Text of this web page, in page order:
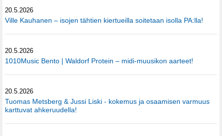
20.5.2026
Ville Kauhanen – isojen tähtien kiertueilla soitetaan isolla PA:lla!
20.5.2026
1010Music Bento | Waldorf Protein – midi-muusikon aarteet!
20.5.2026
Tuomas Metsberg & Jussi Liski - kokemus ja osaamisen varmuus
karttuvat ahkeruudella!